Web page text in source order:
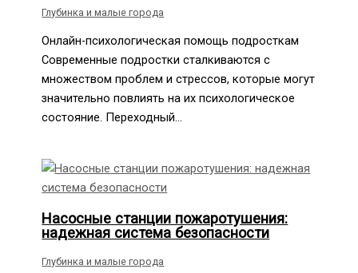
Глубинка и малые города
Онлайн-психологическая помощь подросткам
Современные подростки сталкиваются с
множеством проблем и стрессов, которые могут
значительно повлиять на их психологическое
состояние. Переходный…
Насосные станции пожаротушения:
надежная система безопасности
Глубинка и малые города